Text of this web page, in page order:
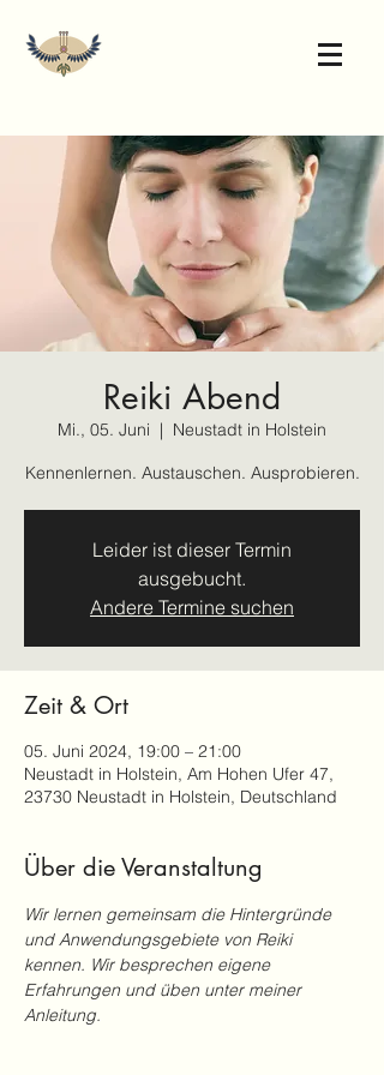
Reiki Abend
Mi., 05. Juni
  |
Neustadt in Holstein
Kennenlernen. Austauschen. Ausprobieren.
Leider ist dieser Termin
ausgebucht.
Andere Termine suchen
Zeit & Ort
05. Juni 2024, 19:00 – 21:00
Neustadt in Holstein, Am Hohen Ufer 47,
23730 Neustadt in Holstein, Deutschland
Über die Veranstaltung
Wir lernen gemeinsam die Hintergründe
und Anwendungsgebiete von Reiki
kennen. Wir besprechen eigene
Erfahrungen und üben unter meiner
Anleitung.